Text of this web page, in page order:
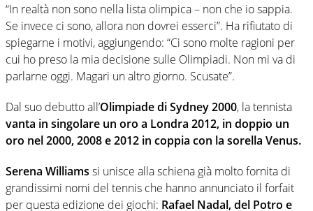
“In realtà non sono nella lista olimpica – non che io sappia.
Se invece ci sono, allora non dovrei esserci”. Ha rifiutato di
spiegarne i motivi, aggiungendo: “Ci sono molte ragioni per
cui ho preso la mia decisione sulle Olimpiadi. Non mi va di
parlarne oggi. Magari un altro giorno. Scusate”.
Dal suo debutto all’Olimpiade di Sydney 2000, la tennista
vanta in singolare un oro a Londra 2012, in doppio un
oro nel 2000, 2008 e 2012 in coppia con la sorella Venus.
Serena Williams si unisce alla schiena già molto fornita di
grandissimi nomi del tennis che hanno annunciato il forfait
per questa edizione dei giochi: Rafael Nadal, del Potro e